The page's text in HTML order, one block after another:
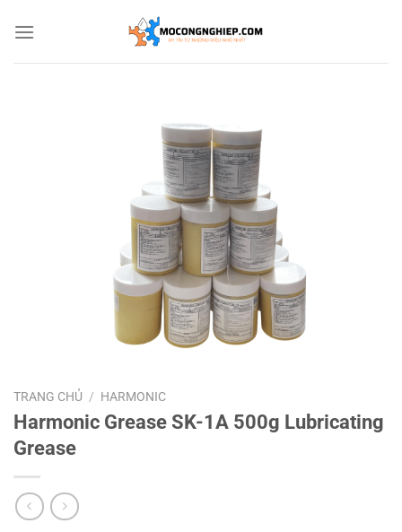
qua
TRANG CHỦ / HARMONIC
Harmonic Grease SK-1A 500g Lubricating
Grease